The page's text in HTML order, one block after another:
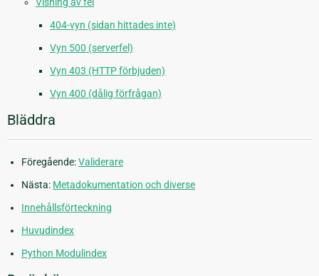
404-vyn (sidan hittades inte)
Vyn 500 (serverfel)
Vyn 403 (HTTP förbjuden)
Vyn 400 (dålig förfrågan)
Bläddra
Föregående:Validerare
Nästa: Metadokumentation och diverse
Innehållsförteckning
Huvudindex
Python Modulindex